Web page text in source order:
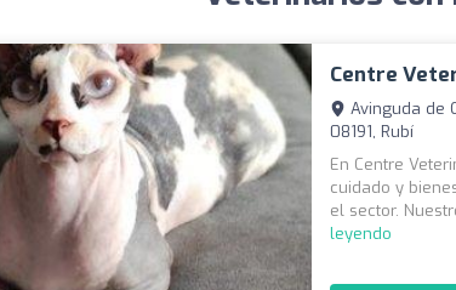
Centre
Avinguda de
08191, Rubí
En Centre
cuidado y
el sector.
leyendo